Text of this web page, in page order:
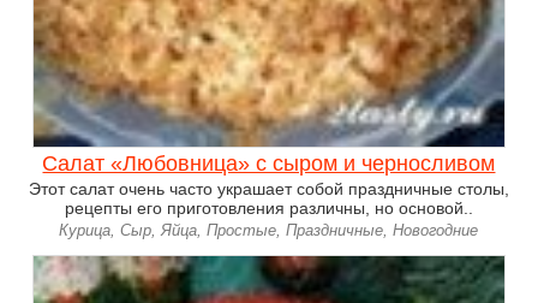
Салат «Любовница» с сыром и черносливом
Этот салат очень часто украшает собой праздничные столы,
рецепты его приготовления различны, но основой..
Курица, Сыр, Яйца, Простые, Праздничные, Новогодние